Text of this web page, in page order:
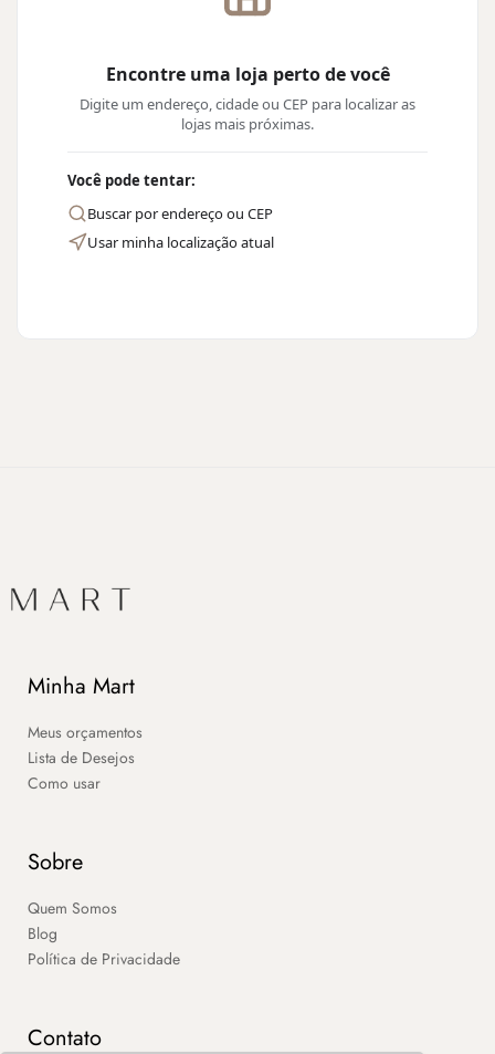
Encontre uma loja perto de você
Digite um endereço, cidade ou CEP para localizar as
lojas mais próximas.
Você pode tentar:
Buscar por endereço ou CEP
Usar minha localização atual
Minha Mart
Meus orçamentos
Lista de Desejos
Como usar
Sobre
Quem Somos
Blog
Política de Privacidade
Contato